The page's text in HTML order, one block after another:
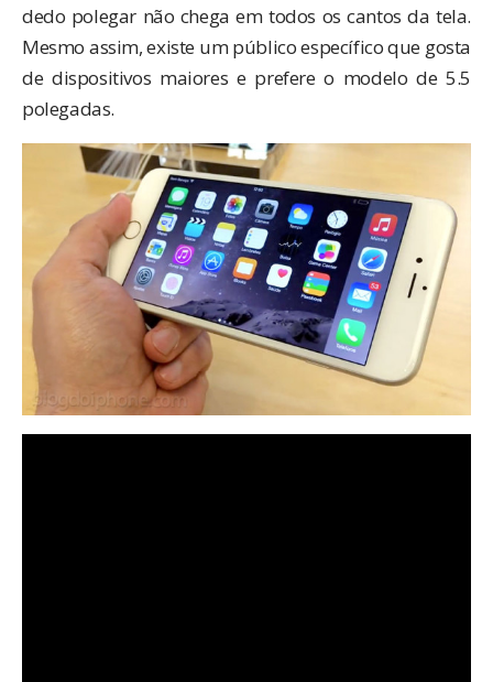
dedo polegar não chega em todos os cantos da tela.
Mesmo assim, existe um público específico que gosta
de dispositivos maiores e prefere o modelo de 5.5
polegadas.